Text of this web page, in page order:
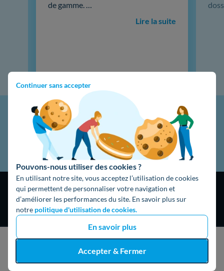
Continuer sans accepter
Pouvons-nous utiliser des cookies ?
En utilisant notre site, vous acceptez l’utilisation de cookies
qui permettent de personnaliser votre navigation et
d’améliorer les performances du site. En savoir plus sur
notre politique d'utilisation de cookies.
En savoir plus
Accepter & Fermer
J'obtiens un devis gratuit
de gamme. …
Lire la suite
4,9
16474 avis Google